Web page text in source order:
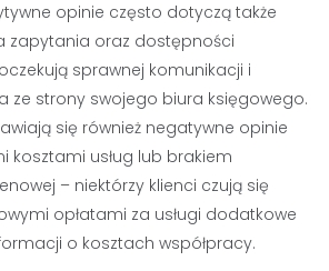
opinie często dotyczą także
zapytania oraz dostępności
sprawnej komunikacji i
ze strony swojego biura księgowego.
się również negatywne opinie
kosztami usług lub brakiem
– niektórzy klienci czują się
opłatami za usługi dodatkowe
o kosztach współpracy.